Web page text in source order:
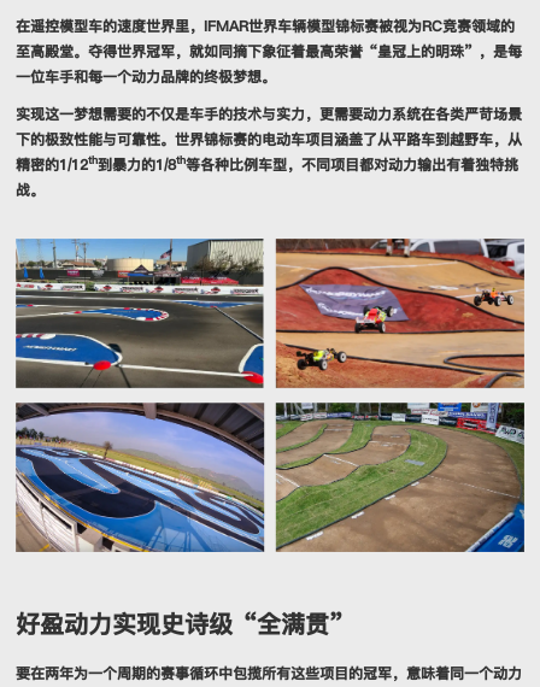
在遥控模型车的速度世界里，IFMAR世界车辆模型锦标赛被视为RC竞赛领域的
至高殿堂。夺得世界冠军，就如同摘下象征着最高荣誉“皇冠上的明珠”，是每
一位车手和每一个动力品牌的终极梦想。
实现这一梦想需要的不仅是车手的技术与实力，更需要动力系统在各类严苛场景
下的极致性能与可靠性。世界锦标赛的电动车项目涵盖了从平路车到越野车，从
精密的1/12th到暴力的1/8th等各种比例车型，不同项目都对动力输出有着独特挑
战。
好盈动力实现史诗级“全满贯”
要在两年为一个周期的赛事循环中包揽所有这些项目的冠军，意味着同一个动力